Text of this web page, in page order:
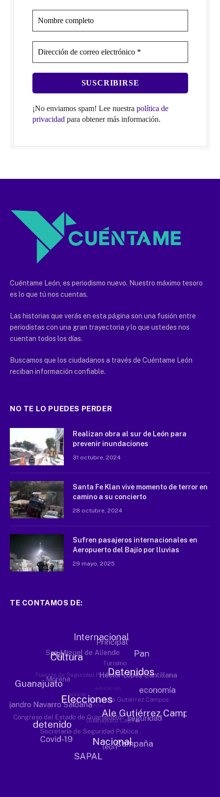
¡No enviamos spam! Lee nuestra política de
privacidad para obtener más información.
Cuéntame León, es periodismo nuevo. Nuestro máximo tesoro
es lo que tú nos cuentas.
Las historias que verás en esta página son una fusión entre
periodistas con una gran trayectoria y lo que ustedes nos
cuentan todos los días.
Buscamos que los ciudadanos a través de Cuéntame León
reciban información confiable.
NO TE LO PUEDES PERDER
Realizan obra al sur de León para
prevenir inundaciones
31 octubre, 2024
Santa Fe Klan vive momento de terror en
camino a su concierto
28 octubre, 2024
Sufren pasajeros internacionales en
Aeropuerto del Bajío por lluvias
29 mayo, 2025
TE CONTAMOS DE: